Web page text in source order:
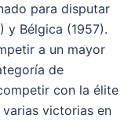
para disputar
y Bélgica (1957).
a un mayor
de
con la élite
victorias en